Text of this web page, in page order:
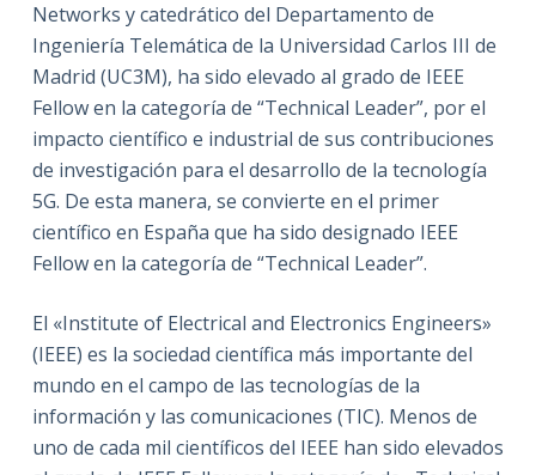
Networks y catedrático del Departamento de
Ingeniería Telemática de la Universidad Carlos III de
Madrid (UC3M), ha sido elevado al grado de IEEE
Fellow en la categoría de “Technical Leader”, por el
impacto científico e industrial de sus contribuciones
de investigación para el desarrollo de la tecnología
5G. De esta manera, se convierte en el primer
científico en España que ha sido designado IEEE
Fellow en la categoría de “Technical Leader”.
El «Institute of Electrical and Electronics Engineers»
(IEEE) es la sociedad científica más importante del
mundo en el campo de las tecnologías de la
información y las comunicaciones (TIC). Menos de
uno de cada mil científicos del IEEE han sido elevados